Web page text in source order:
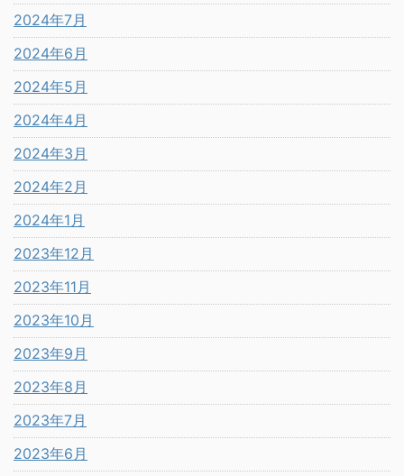
2024年7月
2024年6月
2024年5月
2024年4月
2024年3月
2024年2月
2024年1月
2023年12月
2023年11月
2023年10月
2023年9月
2023年8月
2023年7月
2023年6月